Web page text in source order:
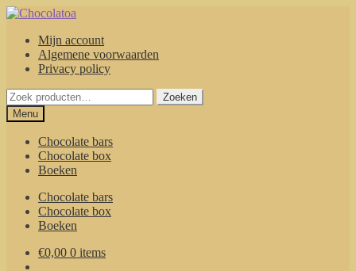
Ga
naar
navigatie
Ga
inhoud
Mijn account
Algemene voorwaarden
Privacy policy
Zoeken
naar:
Zoeken
Menu
Chocolate bars
Chocolate box
Boeken
Chocolate bars
Chocolate box
Boeken
€0,00 0 items